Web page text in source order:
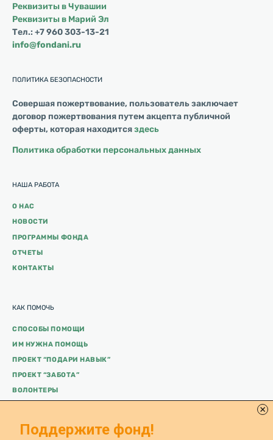
Реквизиты в Чувашии
Реквизиты в Марий Эл
Тел.: +7 960 303-13-21
info@fondani.ru
НАША РАБОТА
О НАС
НОВОСТИ
ПРОГРАММЫ ФОНДА
ОТЧЕТЫ
КОНТАКТЫ
КАК ПОМОЧЬ
СПОСОБЫ ПОМОЩИ
ИМ НУЖНА ПОМОЩЬ
ПРОЕКТ “ПОДАРИ НАВЫК”
ПРОЕКТ “ЗАБОТА”
ВОЛОНТЕРЫ
ПОЛИТИКА БЕЗОПАСНОСТИ
Совершая пожертвование, пользователь заключает
договор пожертвования путем акцепта публичной
оферты, которая находитсяздесь
Политика обработки персональных данных
Поддержите фонд!